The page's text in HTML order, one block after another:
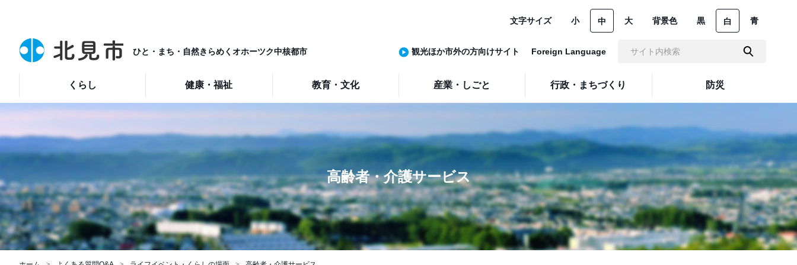
ひと・まち・自然きらめくオホーツク中核都市
くらし 健康・福祉 教育・文化 産業・しごと 行政・まちづくり 防災
文字サイズ 小 中 大 背景色 黒 白 青
観光ほか市外の方向けサイト Foreign Language
高齢者・介護サービス